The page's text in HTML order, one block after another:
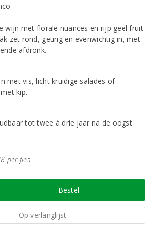
wijn met florale nuances en rijp geel fruit
zet rond, geurig en evenwichtig in, met
afdronk.
met vis, licht kruidige salades of
kip.
tot twee à drie jaar na de oogst.
per fles
Bestel
Op verlanglijst